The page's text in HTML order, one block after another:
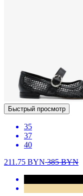
Быстрый просмотр
35
37
40
211.75 BYN385BYN